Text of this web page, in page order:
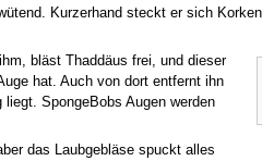
Kurzerhand steckt er sich
bläst Thaddäus frei, und dieser
hat. Auch von dort entfernt ihn
SpongeBobs Augen werden
das Laubgebläse spuckt alles